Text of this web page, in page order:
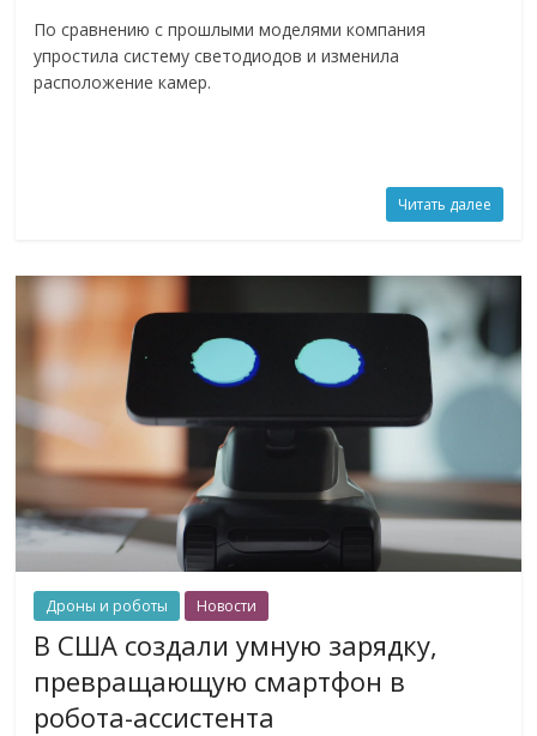
По сравнению с прошлыми моделями компания
упростила систему светодиодов и изменила
расположение камер.
Читать далее
Дроны и роботы Новости
В США создали умную зарядку,
превращающую смартфон в
робота-ассистента